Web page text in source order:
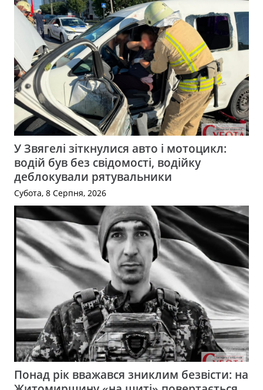
У Звягелі зіткнулися авто і мотоцикл:
водій був без свідомості, водійку
деблокували рятувальники
Субота, 8 Серпня, 2026
Понад рік вважався зниклим безвісти: на